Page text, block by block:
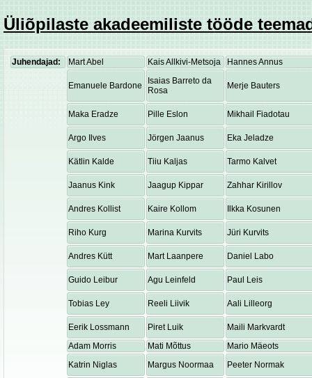
Üliõpilaste akadeemiliste tööde
Juhendajad: Mart Abel Kais Allkivi-Metsoja Hannes Annus
Emanuele Bardone
Isaias Barreto da
Rosa
Merje Bauters
Maka Eradze Pille Eslon Mikhail Fiadotau
Argo Ilves Jörgen Jaanus Eka Jeladze
Kätlin Kalde Tiiu Kaljas Tarmo Kalvet
Jaanus Kink Jaagup Kippar Zahhar Kirillov
Andres Kollist Kaire Kollom Ilkka Kosunen
Riho Kurg Marina Kurvits Jüri Kurvits
Andres Kütt Mart Laanpere Daniel Labo
Guido Leibur Agu Leinfeld Paul Leis
Tobias Ley Reeli Liivik Aali Lilleorg
Eerik Lossmann Piret Luik
Maili Markvardt
Adam Morris
Mati Mõttus
Mario Mäeots
Katrin Niglas
Margus Noormaa
Peeter Normak